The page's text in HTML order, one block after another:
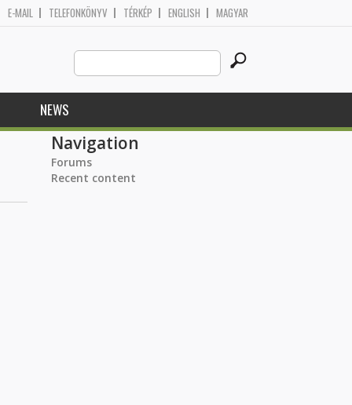
E-MAIL TELEFONKÖNYV TÉRKÉP ENGLISH MAGYAR
Search
this
site
NEWS
Navigation
Forums
Recent content